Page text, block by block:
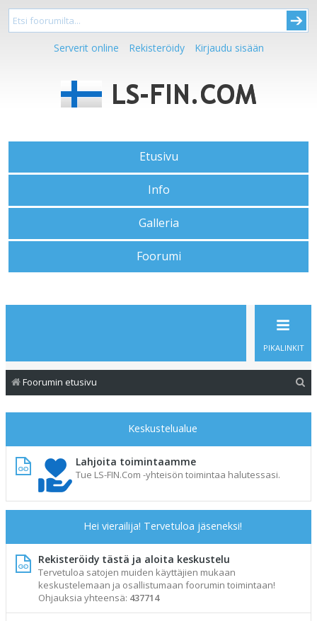
Serverit online Rekisteröidy Kirjaudu sisään
Etusivu
Info
Galleria
Foorumi
PIKALINKIT
Foorumin etusivu
Keskustelualue
Lahjoita toimintaamme
Tue LS-FIN.Com -yhteisön toimintaa halutessasi.
Hei vierailija! Tervetuloa jäseneksi!
Rekisteröidy tästä ja aloita keskustelu
Tervetuloa satojen muiden käyttäjien mukaan
keskustelemaan ja osallistumaan foorumin toimintaan!
Ohjauksia yhteensä: 437714